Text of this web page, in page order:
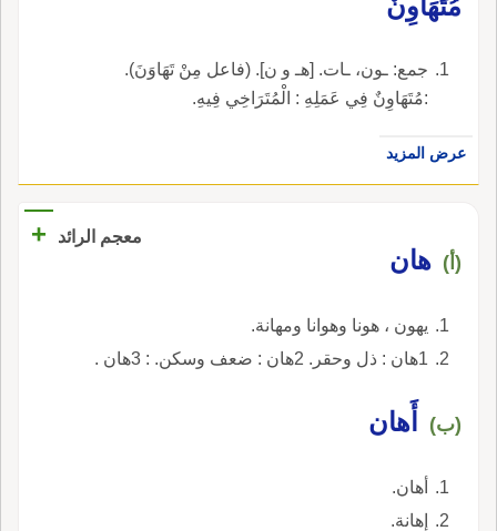
جمع: ـون، ـات. [هـ و ن]. (فاعل مِنْ تَهَاوَنَ).
:مُتَهَاوِنٌ فِي عَمَلِهِ : الْمُتَرَاخِي فِيهِ.
عرض المزيد
معجم الرائد +
(أ) هان
يهون ، هونا وهوانا ومهانة.
1هان : ذل وحقر. 2هان : ضعف وسكن. : 3هان .
(ب) أَهان
أهان.
إهانة.